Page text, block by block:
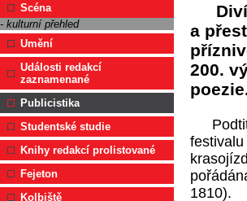
Scéna
- kulturní přehled
Umění
Události redakcí
zaznamenané
Publicistika
Studentské studie
Knihy redakcí prolistované
Fejeton
Kolbiště
a
200.
1810).